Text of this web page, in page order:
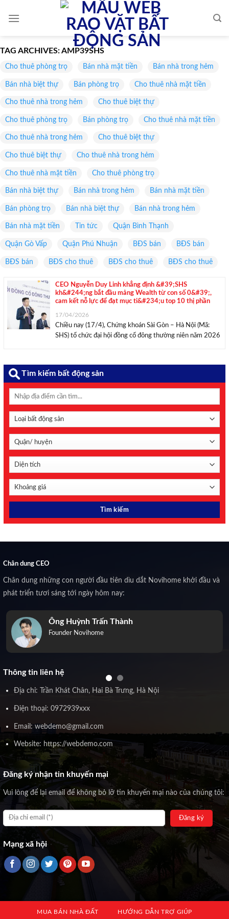
TAG ARCHIVES:AMP39SHS
Cho thuê phòng trọ Bán nhà mặt tiền Bán nhà trong hẻm
Bán nhà biệt thự Bán phòng trọ Cho thuê nhà mặt tiền
Cho thuê nhà trong hẻm Cho thuê biệt thự
Cho thuê phòng trọ Bán phòng trọ Cho thuê nhà mặt tiền
Cho thuê nhà trong hẻm Cho thuê biệt thự
Cho thuê biệt thự Cho thuê nhà trong hẻm
Cho thuê nhà mặt tiền Cho thuê phòng trọ
Bán nhà biệt thự Bán nhà trong hẻm Bán nhà mặt tiền
Bán phòng trọ Bán nhà biệt thự Bán nhà trong hẻm
Bán nhà mặt tiền Tin tức Quận Bình Thạnh
Quận Gò Vấp Quận Phú Nhuận BĐS bán BĐS bán
BĐS bán BĐS cho thuê BĐS cho thuê BĐS cho thuê
CEO Nguyễn Duy Linh khẳng định &#39;SHS
kh&#244;ng bắt đầu mảng Wealth từ con số 0&#39;,
cam kết nỗ lực để đạt mục ti&#234;u top 10 thị phần
17/04/2026
Chiều nay (17/4), Chứng khoán Sài Gòn – Hà Nội (Mã:
SHS) tổ chức đại hội đồng cổ đông thường niên năm 2026
Tìm kiếm bất động sản
Chân dung CEO
Chân dung những con người đầu tiên dìu dắt Novihome khởi đầu và
phát triển tươi sáng tới ngày hôm nay:
Ông Huỳnh Trấn Thành
Founder Novihome
Thông tin liên hệ
Địa chỉ: Trần Khát Chân, Hai Bà Trưng, Hà Nội
Điện thoại: 0972939xxx
Email: webdemo@gmail.com
Website: https://webdemo.com
Đăng ký nhận tin khuyến mại
Vui lòng để lại email để không bỏ lỡ tin khuyến mại nào của chúng tôi:
Mạng xã hội
MUA BÁN NHÀ ĐẤT HƯỚNG DẪN TRỢ GIÚP